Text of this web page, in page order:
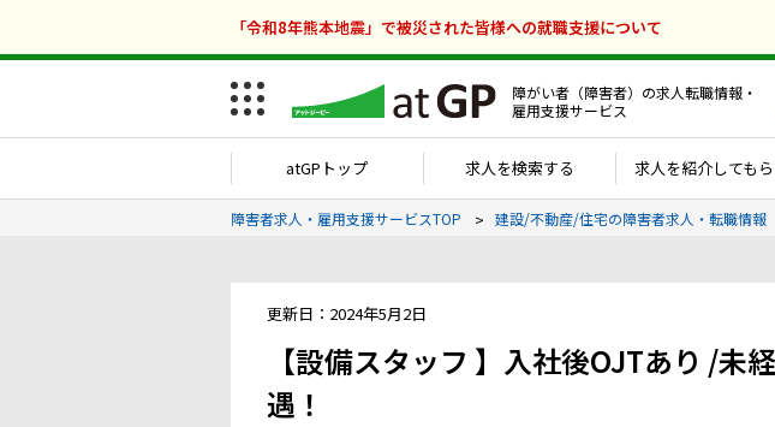
「令和8年熊本地震」で被災された皆様への就職支援について
障がい者（障害者）の求人転職情報・
雇用支援サービス
atGPトップ 求人を検索する 求人を紹介してもら
障害者求人・雇用支援サービスTOP 建設/不動産/住宅の障害者求人・転職情報
更新日：2024年5月2日
【設備スタッフ 】入社後OJTあり /
遇！